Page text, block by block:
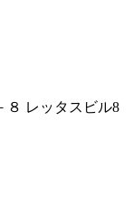
８ レッタスビル8